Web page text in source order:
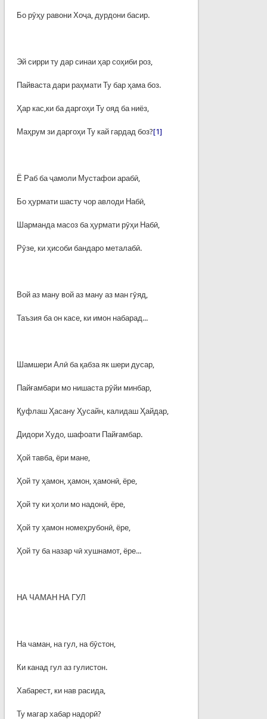
Бо рӯҳу равони Хоҷа, дурдони басир.
Эй сирри ту дар синаи ҳар соҳиби роз,
Пайваста дари раҳмати Ту бар ҳама боз.
Ҳар кас,ки ба даргоҳи Ту ояд ба ниёз,
Маҳрум зи даргоҳи Ту кай гардад боз?[1]
Ё Раб ба ҷамоли Мустафои арабӣ,
Бо ҳурмати шасту чор авлоди Набӣ,
Шарманда масоз ба ҳурмати рӯҳи Набӣ,
Рӯзе, ки ҳисоби бандаро металабӣ.
Вой аз ману вой аз ману аз ман гӯяд,
Таъзия ба он касе, ки имон набарад...
Шамшери Алӣ ба қабза як шери дусар,
Пайғамбари мо нишаста рӯйи минбар,
Қуфлаш Ҳасану Ҳусайн, калидаш Ҳайдар,
Дидори Худо, шафоати Пайғамбар.
Ҳой тавба, ёри мане,
Ҳой ту ҳамон, ҳамон, ҳамонӣ, ёре,
Ҳой ту ки ҳоли мо надонӣ, ёре,
Ҳой ту ҳамон номеҳрубонӣ, ёре,
Ҳой ту ба назар чӣ хушнамот, ёре...
НА ЧАМАН НА ГУЛ
На чаман, на гул, на бӯстон,
Ки канад гул аз гулистон.
Хабарест, ки нав расида,
Ту магар хабар надорӣ?